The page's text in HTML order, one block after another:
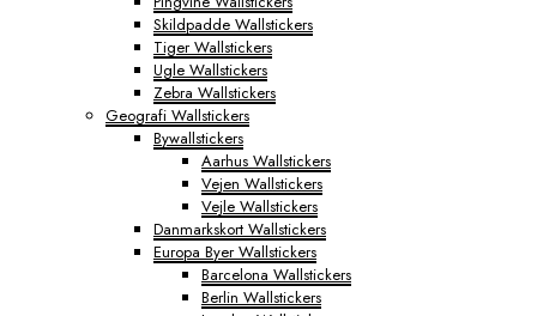
Skildpadde Wallstickers
Tiger Wallstickers
Ugle Wallstickers
Zebra Wallstickers
Geografi Wallstickers
Bywallstickers
Aarhus Wallstickers
Vejen Wallstickers
Vejle Wallstickers
Danmarkskort Wallstickers
Europa Byer Wallstickers
Barcelona Wallstickers
Berlin Wallstickers